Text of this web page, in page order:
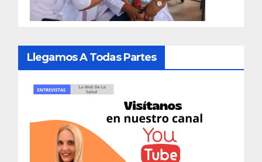
Llegamos A Todas Partes